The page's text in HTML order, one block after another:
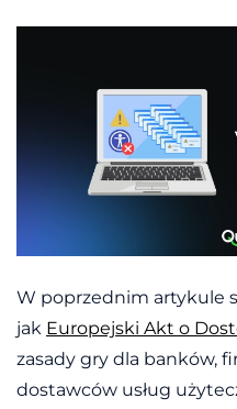
W poprzednim artykule
jak Europejski Akt o
zasady gry dla banków,
dostawców usług